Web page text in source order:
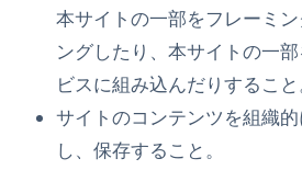
本サイトの一部をフレーミ
ングしたり、本サイトの一
ビスに組み込んだりすること
サイトのコンテンツを組織
し、保存すること。